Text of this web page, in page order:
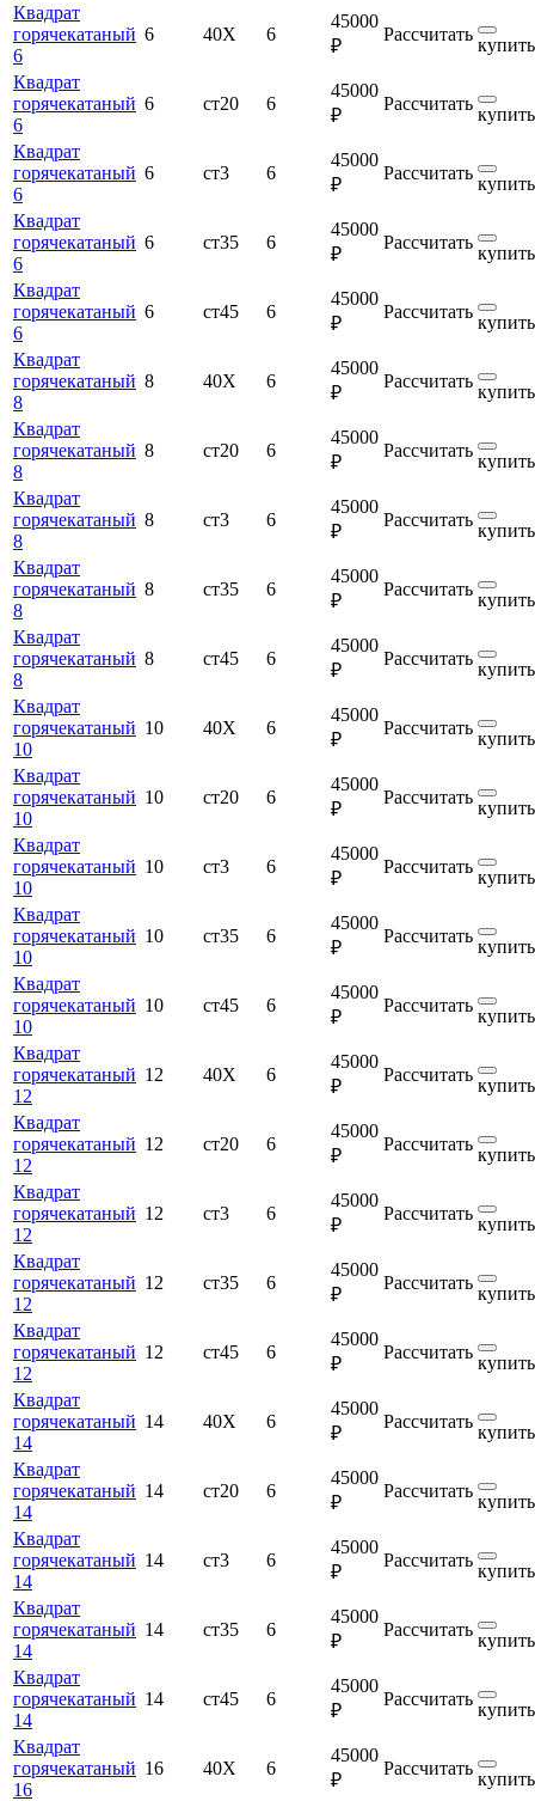
Квадрат
горячекатаный
6
6 40Х 6
45000
₽
Рассчитать
купить
Квадрат
горячекатаный
6
6 ст20 6
45000
₽
Рассчитать
купить
Квадрат
горячекатаный
6
6 ст3 6
45000
₽
Рассчитать
купить
Квадрат
горячекатаный
6
6 ст35 6
45000
₽
Рассчитать
купить
Квадрат
горячекатаный
6
6 ст45 6
45000
₽
Рассчитать
купить
Квадрат
горячекатаный
8
8 40Х 6
45000
₽
Рассчитать
купить
Квадрат
горячекатаный
8
8 ст20 6
45000
₽
Рассчитать
купить
Квадрат
горячекатаный
8
8 ст3 6
45000
₽
Рассчитать
купить
Квадрат
горячекатаный
8
8 ст35 6
45000
₽
Рассчитать
купить
Квадрат
горячекатаный
8
8 ст45 6
45000
₽
Рассчитать
купить
Квадрат
горячекатаный
10
10 40Х 6
45000
₽
Рассчитать
купить
Квадрат
горячекатаный
10
10 ст20 6
45000
₽
Рассчитать
купить
Квадрат
горячекатаный
10
10 ст3 6
45000
₽
Рассчитать
купить
Квадрат
горячекатаный
10
10 ст35 6
45000
₽
Рассчитать
купить
Квадрат
горячекатаный
10
10 ст45 6
45000
₽
Рассчитать
купить
Квадрат
горячекатаный
12
12 40Х 6
45000
₽
Рассчитать
купить
Квадрат
горячекатаный
12
12 ст20 6
45000
₽
Рассчитать
купить
Квадрат
горячекатаный
12
12 ст3 6
45000
₽
Рассчитать
купить
Квадрат
горячекатаный
12
12 ст35 6
45000
₽
Рассчитать
купить
Квадрат
горячекатаный
12
12 ст45 6
45000
₽
Рассчитать
купить
Квадрат
горячекатаный
14
14 40Х 6
45000
₽
Рассчитать
купить
Квадрат
горячекатаный
14
14 ст20 6
45000
₽
Рассчитать
купить
Квадрат
горячекатаный
14
14 ст3 6
45000
₽
Рассчитать
купить
Квадрат
горячекатаный
14
14 ст35 6
45000
₽
Рассчитать
купить
Квадрат
горячекатаный
14
14 ст45 6
45000
₽
Рассчитать
купить
Квадрат
горячекатаный
16
16 40Х 6
45000
₽
Рассчитать
купить